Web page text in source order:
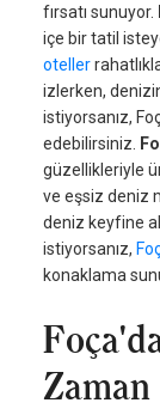
fırsatı sunuyor.
içe bir tatil
oteller
izlerken,
istiyorsanız,
edebilirsiniz.
güzellikleriyle
ve eşsiz deniz
deniz keyfine
istiyorsanız,
konaklama
Zaman